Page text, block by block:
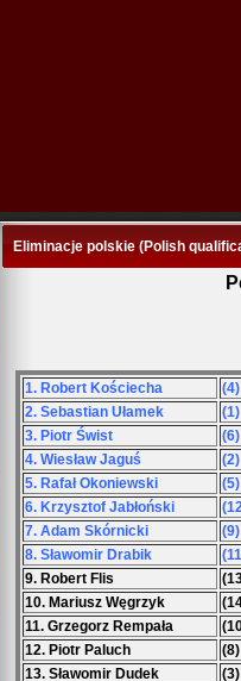
Eliminacje polskie (Polish
1. Robert Kościecha (4)
2. Sebastian Ułamek
(1)
3. Piotr Świst
(6)
4. Wiesław Jaguś
(2)
5. Rafał Okoniewski
(5)
6. Krzysztof Jabłoński
7. Adam Skórnicki
(9)
8. Sławomir Drabik
9. Robert Flis
10. Mariusz Węgrzyk
11. Grzegorz Rempała
12. Piotr Paluch
(8)
13. Sławomir Dudek
(3)